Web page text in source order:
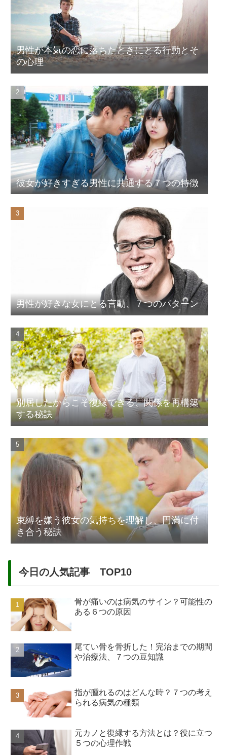
男性が本気の恋に落ちたときにとる行動とそ
の心理
彼女が好きすぎる男性に共通する７つの特徴
男性が好きな女にとる言動、７つのパターン
別居したからこそ復縁できる、関係を再構築
する秘訣
束縛を嫌う彼女の気持ちを理解し、円満に付
き合う秘訣
今日の人気記事 TOP10
骨が痛いのは病気のサイン？可能性の
ある６つの原因
尾てい骨を骨折した！完治までの期間
や治療法、７つの豆知識
指が腫れるのはどんな時？７つの考え
られる病気の種類
元カノと復縁する方法とは？役に立つ
５つの心理作戦